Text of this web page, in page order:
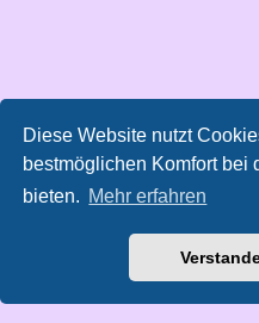
Diese Website nutzt
bestmöglichen Komfort bei
bieten. Mehr erfahren